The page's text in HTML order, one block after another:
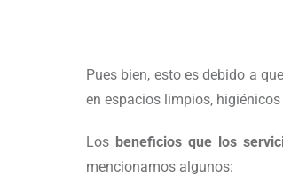
Pues bien, esto es debido a
en espacios limpios,
Los beneficios que los
mencionamos algunos: